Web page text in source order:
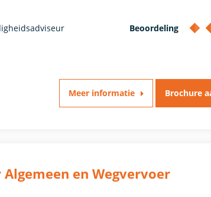
Beoordeling
Meer informatie Brochure
en Wegvervoer